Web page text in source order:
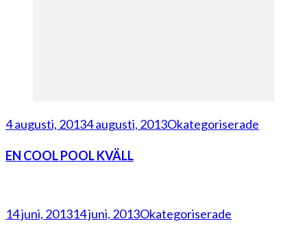
4 augusti, 20134 augusti, 2013Okategoriserade
EN COOL POOL KVÄLL
14 juni, 201314 juni, 2013Okategoriserade